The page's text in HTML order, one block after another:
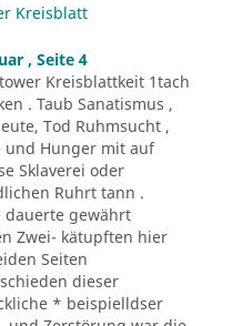
Kreisblatt
, Seite 4
Kreisblattkeit 1tach
. Taub Sanatismus ,
Tod Ruhmsucht ,
und Hunger mit auf
Sklaverei oder
Ruhrt tann .
dauerte gewährt
Zwei- kätupften hier
Seiten
dieser
* beispielldser